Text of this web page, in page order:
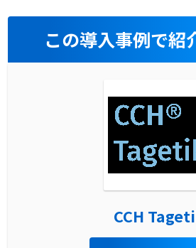
この導入事例で紹
CCH